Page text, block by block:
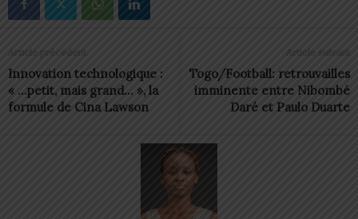
Article précédent
Innovation technologique :
« …petit, mais grand… », la
formule de Cina Lawson
Article suivant
Togo/Football: retrouvailles
imminente entre Nibombé
Daré et Paulo Duarte